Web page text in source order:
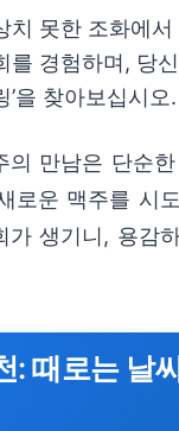
치 못한 조화에서
를 경험하며, 당
’을 찾아보십시오.
의 만남은 단순
로운 맥주를 시
가 생기니, 용감
: 때로는 날